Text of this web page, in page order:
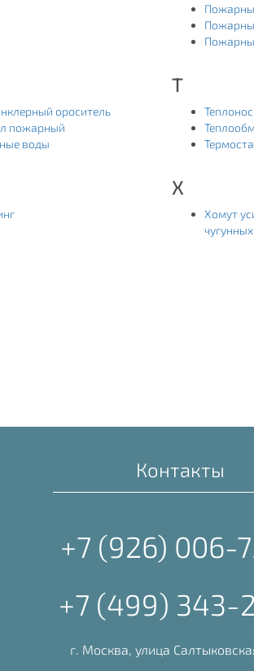
ороситель
пожарный
воды
Т
Х
Хомут
Контакты
+7 (926) 006-
+7 (499) 343-
г. Москва, улица